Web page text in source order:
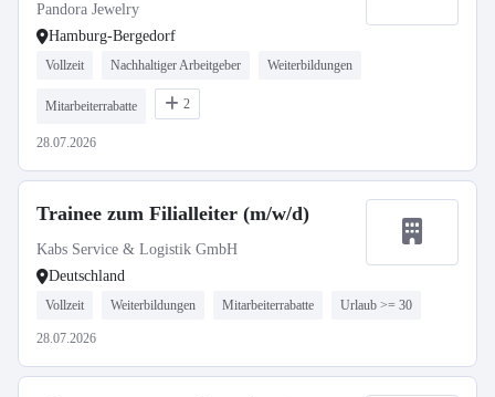
Pandora Jewelry
Hamburg-Bergedorf
Vollzeit Nachhaltiger Arbeitgeber Weiterbildungen
Mitarbeiterrabatte 2
28.07.2026
Trainee zum Filialleiter (m/w/d)
Kabs Service & Logistik GmbH
Deutschland
Vollzeit Weiterbildungen Mitarbeiterrabatte Urlaub >= 30
28.07.2026